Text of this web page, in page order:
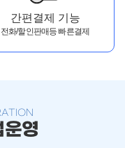
간편결제 기능
전화/할인판매등 빠른결제
영